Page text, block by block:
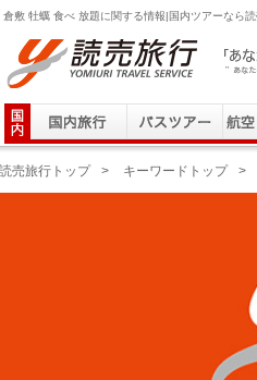
倉敷 牡蠣 食べ 放題に関する情報|国内ツアーなら
読売旅行 「あなたの街から」旅にでる｜
読売旅行トップ > キーワードトップ >